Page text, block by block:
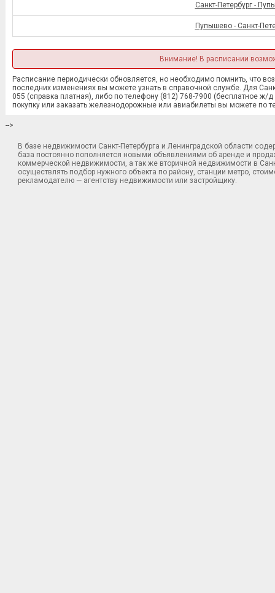
Санкт-Петербург -
Пупышево - Санкт-
Внимание! В расписании
Расписание периодически обновляется, но необходимо помнить, что
последних изменениях вы можете узнать в справочной службе. Для
055 (справка платная), либо по телефону (812) 768-7900 (бесплатное
покупку или заказать железнодорожные или авиабилеты вы можете по
-->
В базе недвижимости Санкт-Петербурга и Ленинградской области
база постоянно пополняется новыми объявлениями об аренде и
коммерческой недвижимости, а так же вторичной недвижимости в
осуществлять подбор нужного объекта по району, станции метро,
рекламодателю — агентству недвижимости или застройщику.